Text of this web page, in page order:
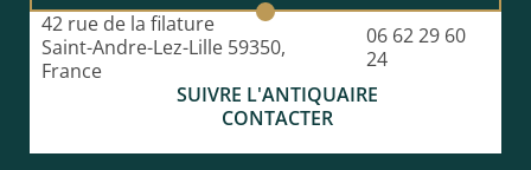
42 rue de la filature
Saint-Andre-Lez-Lille 59350,
France
06 62 29 60
24
SUIVRE L'ANTIQUAIRE
CONTACTER